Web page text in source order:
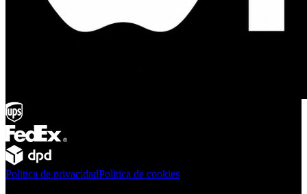
Politica de privacidadPolitica de cookies